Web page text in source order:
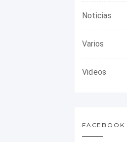
Noticias
Varios
Videos
FACEBOOK